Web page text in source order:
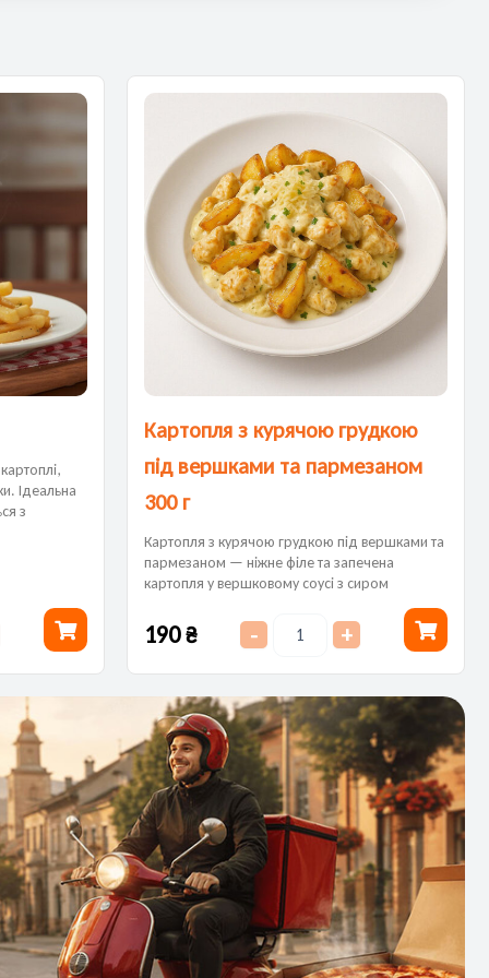
Ідеальна
з
Картопля з курячою грудкою
під вершками та пармезаном
300 г
Картопля з курячою грудкою під вершками та
пармезаном — ніжне філе та запечена
картопля у вершковому соусі з сиром
насиченим...
190₴ - +